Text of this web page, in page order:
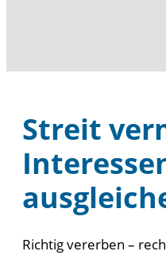
Streit
Rich­tig ver­er­ben –